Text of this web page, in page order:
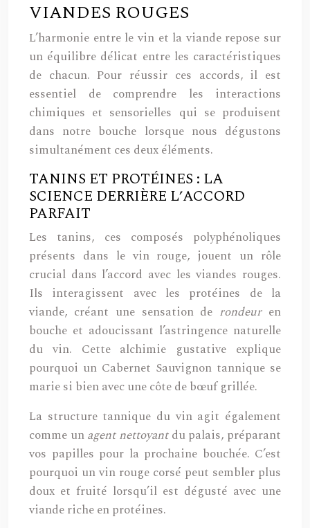
VIANDES ROUGES
L’harmonie entre le vin et la viande repose sur
un équilibre délicat entre les caractéristiques
de chacun. Pour réussir ces accords, il est
essentiel de comprendre les interactions
chimiques et sensorielles qui se produisent
dans notre bouche lorsque nous dégustons
simultanément ces deux éléments.
TANINS ET PROTÉINES : LA
SCIENCE DERRIÈRE L’ACCORD
PARFAIT
Les tanins, ces composés polyphénoliques
présents dans le vin rouge, jouent un rôle
crucial dans l’accord avec les viandes rouges.
Ils interagissent avec les protéines de la
viande, créant une sensation de rondeur en
bouche et adoucissant l’astringence naturelle
du vin. Cette alchimie gustative explique
pourquoi un Cabernet Sauvignon tannique se
marie si bien avec une côte de bœuf grillée.
La structure tannique du vin agit également
comme unagent nettoyantdu palais, préparant
vos papilles pour la prochaine bouchée. C’est
pourquoi un vin rouge corsé peut sembler plus
doux et fruité lorsqu’il est dégusté avec une
viande riche en protéines.